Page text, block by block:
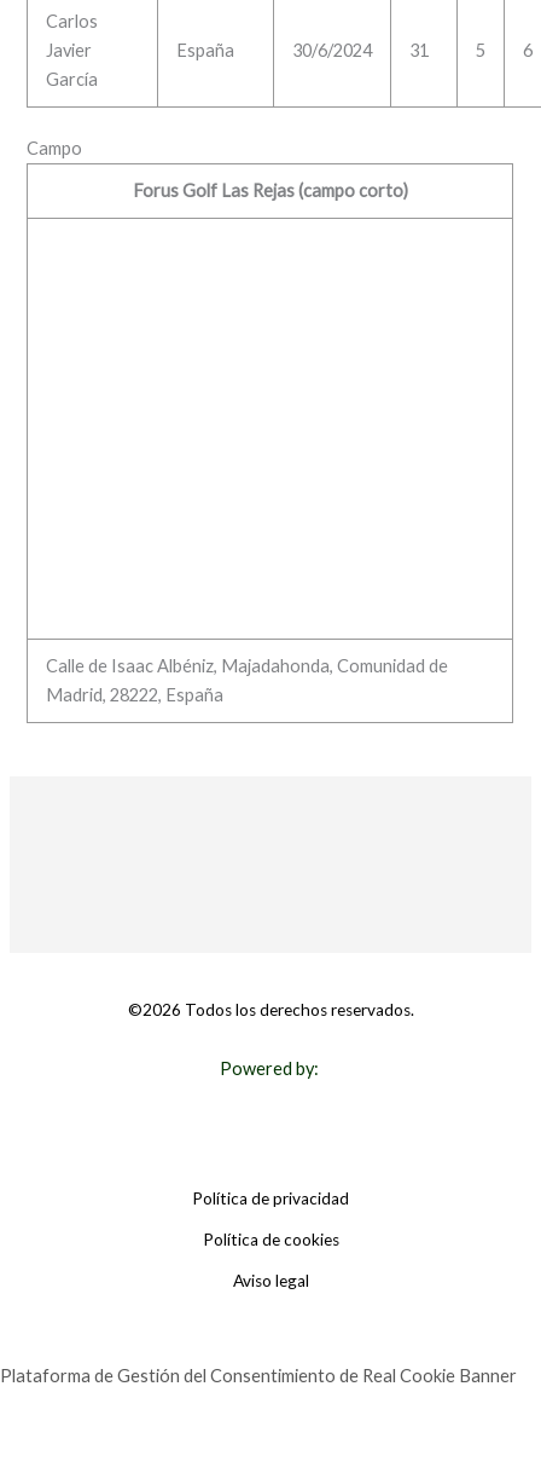
Carlos
Javier
García
España 30/6/2024 31 5 6
Campo
Forus Golf Las Rejas (campo corto)
Calle de Isaac Albéniz, Majadahonda, Comunidad de
Madrid, 28222, España
©2026 Todos los derechos reservados.
Powered by:
Política de privacidad
Política de cookies
Aviso legal
Plataforma de Gestión del Consentimiento de Real Cookie Banner